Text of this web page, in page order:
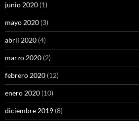
junio 2020 (1)
mayo 2020 (3)
abril 2020 (4)
marzo 2020 (2)
febrero 2020 (12)
enero 2020 (10)
diciembre 2019 (8)